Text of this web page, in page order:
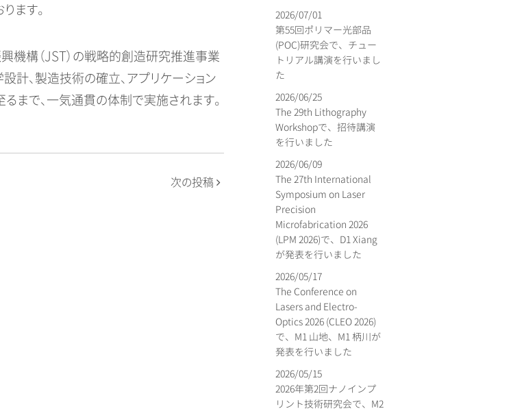
ます。
機構（JST）の戦略的創造研究推進事業
計、製造技術の確立、アプリケーション
まで、一気通貫の体制で実施されます。
次の投稿
2026/07/01
第55回ポリマー光部品
(POC)研究会で、チュー
トリアル講演を行いまし
た
2026/06/25
The 29th Lithography
Workshopで、招待講演
を行いました
2026/06/09
The 27th International
Symposium on Laser
Precision
Microfabrication 2026
(LPM 2026)で、D1 Xiang
が発表を行いました
2026/05/17
The Conference on
Lasers and Electro-
Optics 2026 (CLEO 2026)
で、M1 山地、M1 柄川が
発表を行いました
2026/05/15
2026年第2回ナノインプ
リント技術研究会で、M2